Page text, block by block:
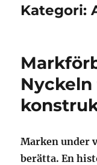
Kategori:
Marken under
berätta. En